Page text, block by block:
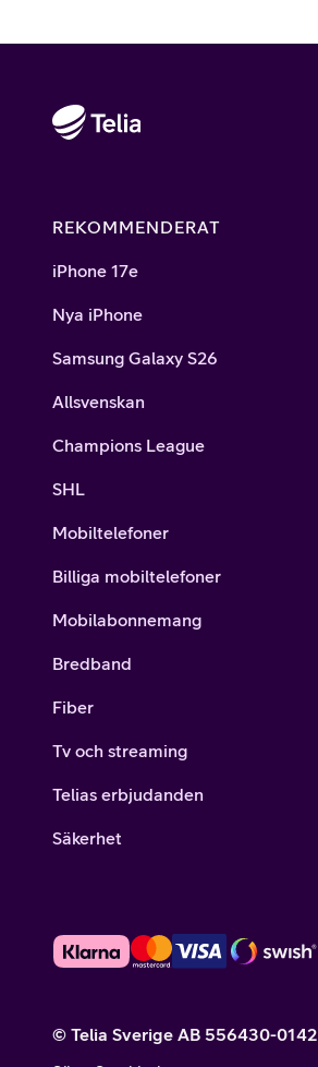
REKOMMENDERAT
iPhone 17e
Nya iPhone
Samsung Galaxy S26
Allsvenskan
Champions League
SHL
Mobiltelefoner
Billiga mobiltelefoner
Mobilabonnemang
Bredband
Fiber
Tv och streaming
Telias erbjudanden
Säkerhet
© Telia Sverige AB 556430-0142